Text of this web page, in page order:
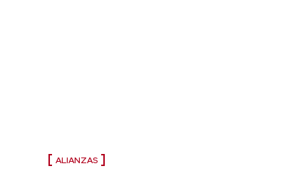
ALIANZAS